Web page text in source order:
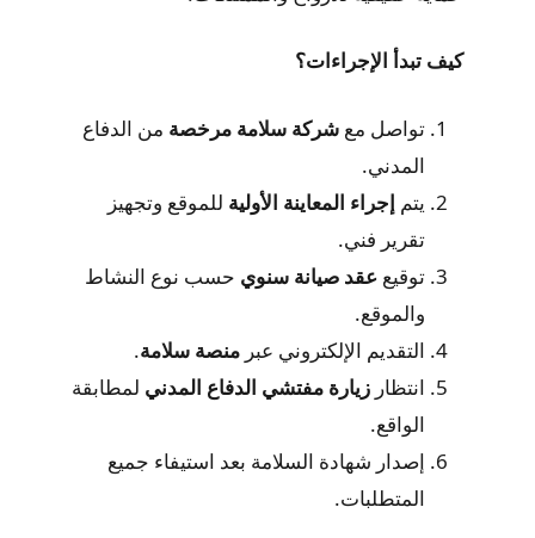
كيف تبدأ الإجراءات؟
تواصل مع شركة سلامة مرخصة من الدفاع
المدني.
يتم إجراء المعاينة الأولية للموقع وتجهيز
تقرير فني.
توقيع عقد صيانة سنوي حسب نوع النشاط
والموقع.
التقديم الإلكتروني عبر منصة سلامة.
انتظار زيارة مفتشي الدفاع المدني لمطابقة
الواقع.
إصدار شهادة السلامة بعد استيفاء جميع
المتطلبات.